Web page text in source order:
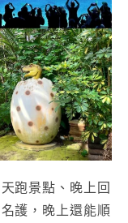
跑景點、晚上回
護，晚上還能順